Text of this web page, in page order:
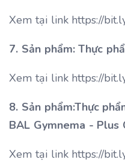
Xem tại link https://
7. Sản phẩm: Thực
Xem tại link https://
8. Sản phẩm:Thực
BAL Gymnema - Plus
Xem tại link https://